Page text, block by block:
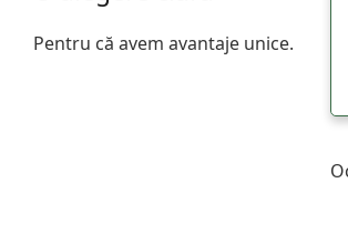
Pentru că avem avantaje unice.